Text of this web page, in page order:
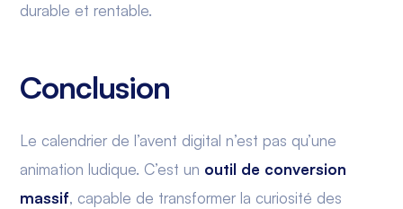
durable et rentable.
Conclusion
Le calendrier de l’avent digital n’est pas qu’une
animation ludique. C’est un outil de conversion
massif, capable de transformer la curiosité des